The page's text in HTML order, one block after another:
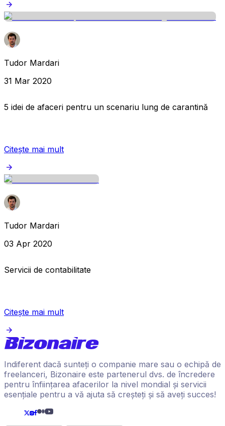
Tudor Mardari
31 Mar 2020
5 idei de afaceri pentru un scenariu lung de carantină
Citește mai mult
Tudor Mardari
03 Apr 2020
Servicii de contabilitate
Citește mai mult
Indiferent dacă sunteți o companie mare sau o echipă de
freelanceri, Bizonaire este partenerul dvs. de încredere
pentru înființarea afacerilor la nivel mondial și servicii
esențiale pentru a vă ajuta să creșteți și să aveți succes!